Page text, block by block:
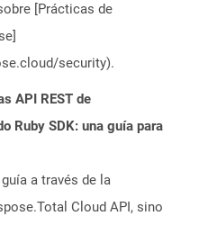
[Prácticas de
security).
API REST de
Ruby SDK: una guía para
a través de la
Cloud API, sino